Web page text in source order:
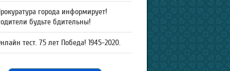
города информирует!
будьте бдительны!
тест. 75 лет Победа! 1945-2020.